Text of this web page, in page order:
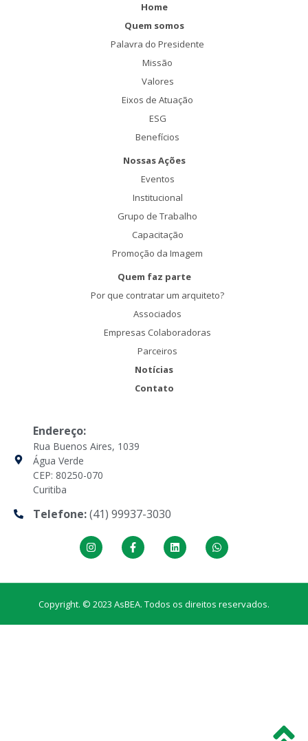
Home
Quem somos
Palavra do Presidente
Missão
Valores
Eixos de Atuação
ESG
Benefícios
Nossas Ações
Eventos
Institucional
Grupo de Trabalho
Capacitação
Promoção da Imagem
Quem faz parte
Por que contratar um arquiteto?
Associados
Empresas Colaboradoras
Parceiros
Notícias
Contato
Endereço:
Rua Buenos Aires, 1039
Água Verde
CEP: 80250-070
Curitiba
Telefone:(41) 99937-3030
Copyright. © 2023 AsBEA. Todos os direitos reservados.